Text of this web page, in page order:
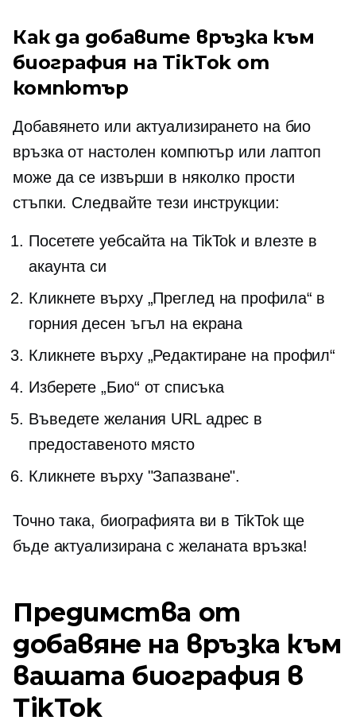
Как да добавите връзка към
биография на TikTok от
компютър
Добавянето или актуализирането на био
връзка от настолен компютър или лаптоп
може да се извърши в няколко прости
стъпки. Следвайте тези инструкции:
Посетете уебсайта на TikTok и влезте в
акаунта си
Кликнете върху „Преглед на профила“ в
горния десен ъгъл на екрана
Кликнете върху „Редактиране на профил“
Изберете „Био“ от списъка
Въведете желания URL адрес в
предоставеното място
Кликнете върху "Запазване".
Точно така, биографията ви в TikTok ще
бъде актуализирана с желаната връзка!
Предимства от
добавяне на връзка към
вашата биография в
TikTok